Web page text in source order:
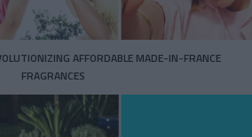
AFFORDABLE MADE-IN-FRANCE
FRAGRANCES